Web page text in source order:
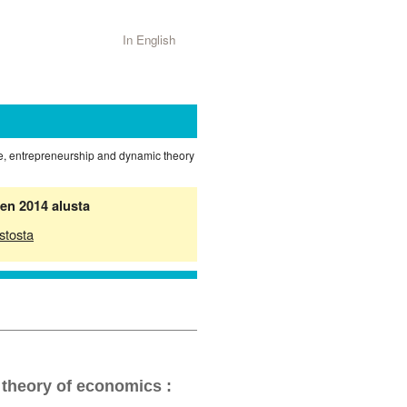
In English
entrepreneurship and dynamic theory
2014 alusta
of economics :